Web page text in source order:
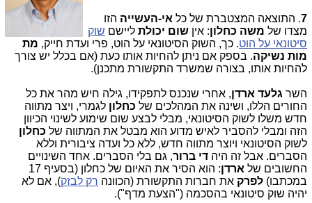
7. התוצאה המצטברת של כל אי-העשייה הזו
מצדו של משה כחלון: אין שום יכולת ליישם שוק
סיטונאי על הוט. כך, השוק הסיטונאי על הוט, פרי ועדת חייק, מת
מות נשיקה. בספק אם ניתן להחיות אותו כעת (אם בכלל יש צורך
להחיות אותו, בצורה שמשרד התקשורת מתכנן).
השר גלעד ארדן, אחרי שנכנס לתפקידו, גילה חיש מהר את כל
החורים הללו, ושינה את המהלכים של כחלון לגמרי, ויצר מתווה
חדש משלו לשוק הסיטונאי, מבלי לבצע שום שימוע לשינוי הכיוון
הזה ומבלי להסביר לאיש מדוע הוא מבטל את המתווה של כחלון
לשוק הסיטונאי ויוצר מתווה חדש, ללא כל ועדה ציבורית וללא
הסברים. אבל זה היה די ברור, גם בלי הסברים. אחד השינויים
החשובים של ארדן
: הוא הסיר את האיום של כחלון (בסעיף 17
במכתבו) לפרק את חברות התקשורת (הכוונה רק לבזק), אם לא
יהיה שוק סיטונאי בהסכמה ("הצעת מדף").